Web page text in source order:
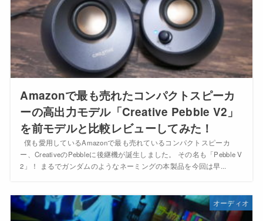
Amazonで最も売れたコンパクトスピーカ
ーの高出力モデル「Creative Pebble V2」
を前モデルと比較レビューしてみた！
僕も愛用しているAmazonで最も売れているコンパクトスピーカ
ー、CreativeのPebbleに後継機が誕生しました。 その名も「Pebble V
2」！ まるでガンダムのようなネーミングの本製品を今回は早...
オーディオ